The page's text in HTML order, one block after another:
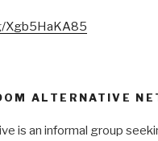
Xgb5HaKA85
ALTERNATIVE
is an informal group